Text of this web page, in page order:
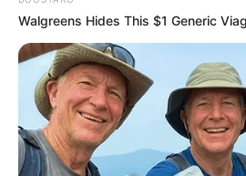
Walgreens Hides This $1 Generic